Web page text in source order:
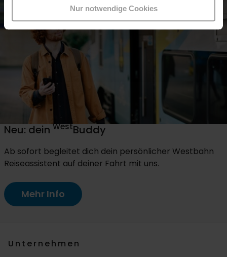
Nur notwendige Cookies
Neu: dein WestBuddy
Ab sofort begleitet dich dein persönlicher Westbahn
Reiseassistent auf deiner Fahrt mit uns.
Mehr Info
Unternehmen